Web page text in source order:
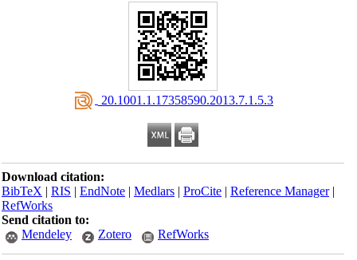
‎ 20.1001.1.17358590.2013.7.1.5.3
Download citation:
BibTeX|RIS|EndNote|Medlars|ProCite|Reference Manager
RefWorks
Send citation to:
Mendeley
Zotero RefWorks